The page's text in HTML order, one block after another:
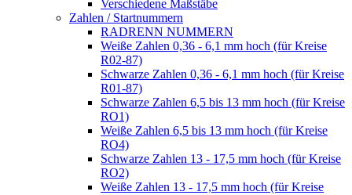
Verschiedene Maßstäbe
Zahlen / Startnummern
RADRENN NUMMERN
Weiße Zahlen 0,36 - 6,1 mm hoch (für Kreise
R02-87)
Schwarze Zahlen 0,36 - 6,1 mm hoch (für Kreise
R01-87)
Schwarze Zahlen 6,5 bis 13 mm hoch (für Kreise
RO1)
Weiße Zahlen 6,5 bis 13 mm hoch (für Kreise
RO4)
Schwarze Zahlen 13 - 17,5 mm hoch (für Kreise
RO2)
Weiße Zahlen 13 - 17,5 mm hoch (für Kreise